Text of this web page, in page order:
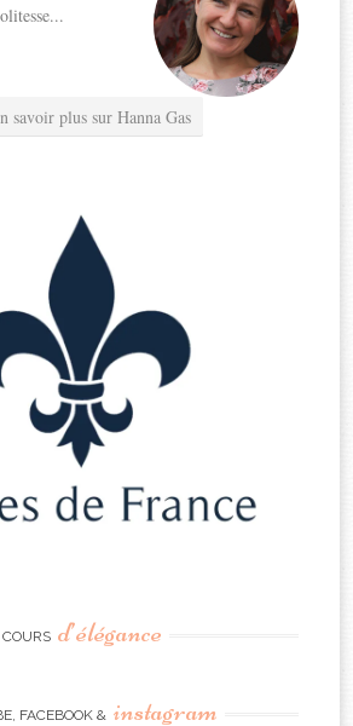
savoir plus sur Hanna Gas
COURS d’élégance
FACEBOOK & instagram